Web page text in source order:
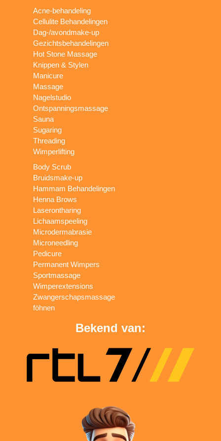
Acne-behandeling
Cellulite Behandelingen
Dag-/avondmake-up
Gezichtsbehandelingen
Hot Stone Massage
Knippen & Stylen
Manicure
Massage
Nagelstudio
Ontspanningsmassage
Sauna
Sugaring
Threading
Wimperlifting
Body Scrub
Bruidsmake-up
Hammam Behandelingen
Henna Brows
Laserontharing
Lichaamspeeling
Microdermabrasie
Microneedling
Pedicure
Permanent Wimpers
Sportmassage
Wimperextensions
Zwangerschapsmassage
föhnen
Bekend van: